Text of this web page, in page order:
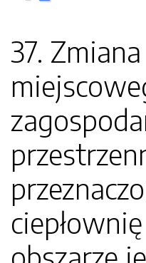
37. Zmiana